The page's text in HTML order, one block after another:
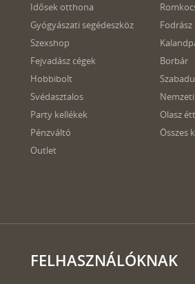
Idősek otthona
Gyógyászati segédeszköz
Szexshop
Fejvadász cégek
Hobbibolt
Svédasztalos
Party kellékek
Pénzváltó
Outlet
Fodrász
Borbár
Olasz
Összes
FELHASZNÁLÓKNAK